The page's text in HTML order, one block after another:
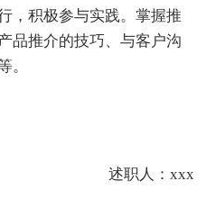
，积极参与实践。掌握推
品推介的技巧、与客户沟
。
述职人：xxx